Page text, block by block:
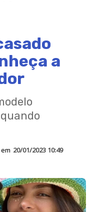
a
20/01/2023 10:49